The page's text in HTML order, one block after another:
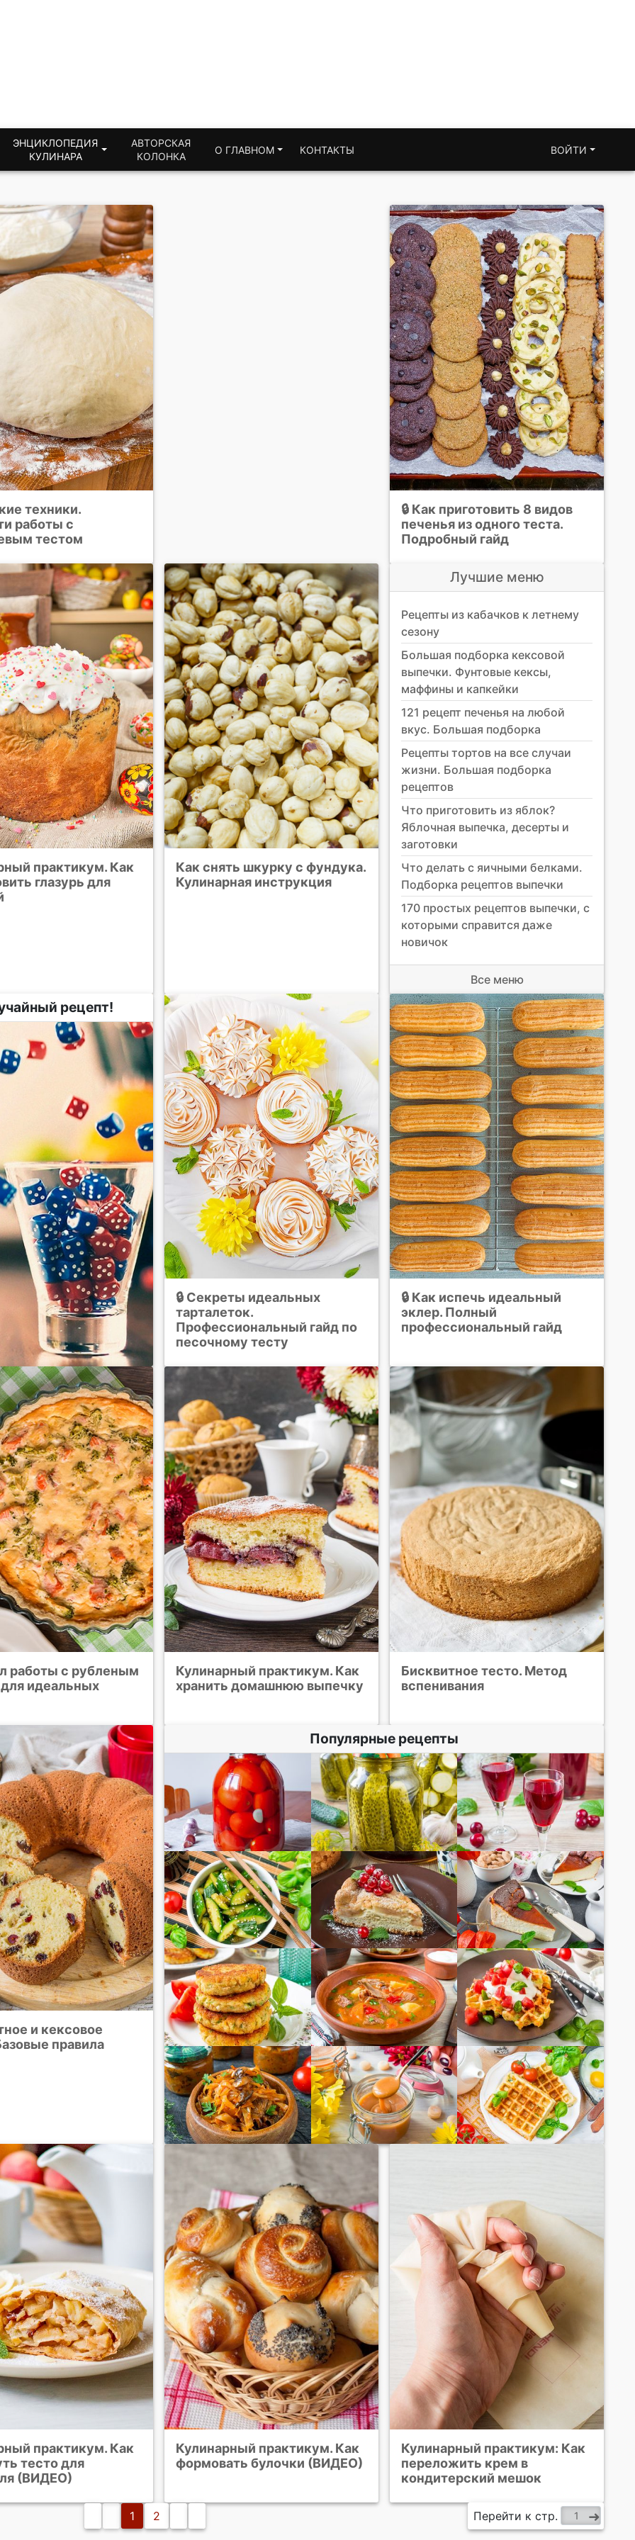
ЭНЦИКЛОПЕДИЯ
КУЛИНАРА
АВТОРСКАЯ
КОЛОНКА
О ГЛАВНОМ КОНТАКТЫ ВОЙТИ
техники.
работы с
тестом
🔒 Как приготовить 8 видов
печенья из одного теста.
Подробный гайд
практикум. Как
глазурь для
Как снять шкурку с фундука.
Кулинарная инструкция
Лучшие меню
Рецепты из кабачков к летнему
сезону
Большая подборка кексовой
выпечки. Фунтовые кексы,
маффины и капкейки
121 рецепт печенья на любой
вкус. Большая подборка
Рецепты тортов на все случаи
жизни. Большая подборка
рецептов
Что приготовить из яблок?
Яблочная выпечка, десерты и
заготовки
Что делать с яичными белками.
Подборка рецептов выпечки
170 простых рецептов выпечки, с
которыми справится даже
новичок
Все меню
рецепт!
🔒 Секреты идеальных
тарталеток.
Профессиональный гайд по
песочному тесту
🔒 Как испечь идеальный
эклер. Полный
профессиональный гайд
работы с рубленым
идеальных
Кулинарный практикум. Как
хранить домашнюю выпечку
Бисквитное тесто. Метод
вспенивания
и кексовое
правила
Популярные рецепты
практикум. Как
тесто для
(ВИДЕО)
Кулинарный практикум. Как
формовать булочки (ВИДЕО)
Кулинарный практикум: Как
переложить крем в
кондитерский мешок
1 2 Перейти к стр.